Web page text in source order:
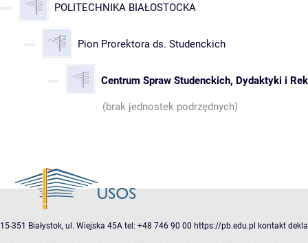
POLITECHNIKA BIAŁOSTOCKA
Pion Prorektora ds. Studenckich
Centrum Spraw Studenckich, Dydaktyki i
(brak jednostek podrzędnych)
15-351 Białystok, ul. Wiejska 45A tel: +48 746 90 00 https://pb.edu.pl kontakt